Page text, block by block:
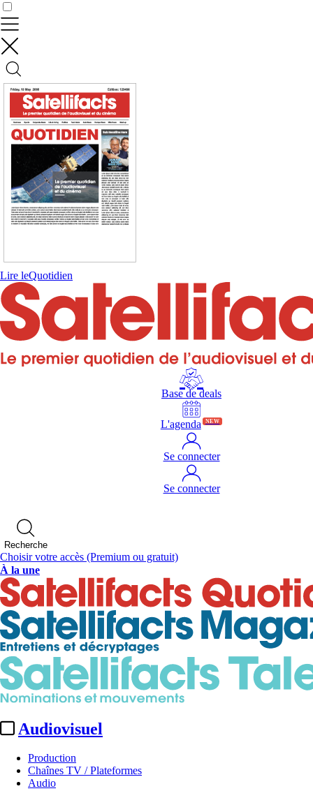
Lire leQuotidien
Base de deals
L'agenda NEW
Se connecter
Se connecter
Recherche
Choisir votre accès (Premium ou gratuit)
À la une
Audiovisuel
Production
Chaînes TV / Plateformes
Audio
Contrôler vos données